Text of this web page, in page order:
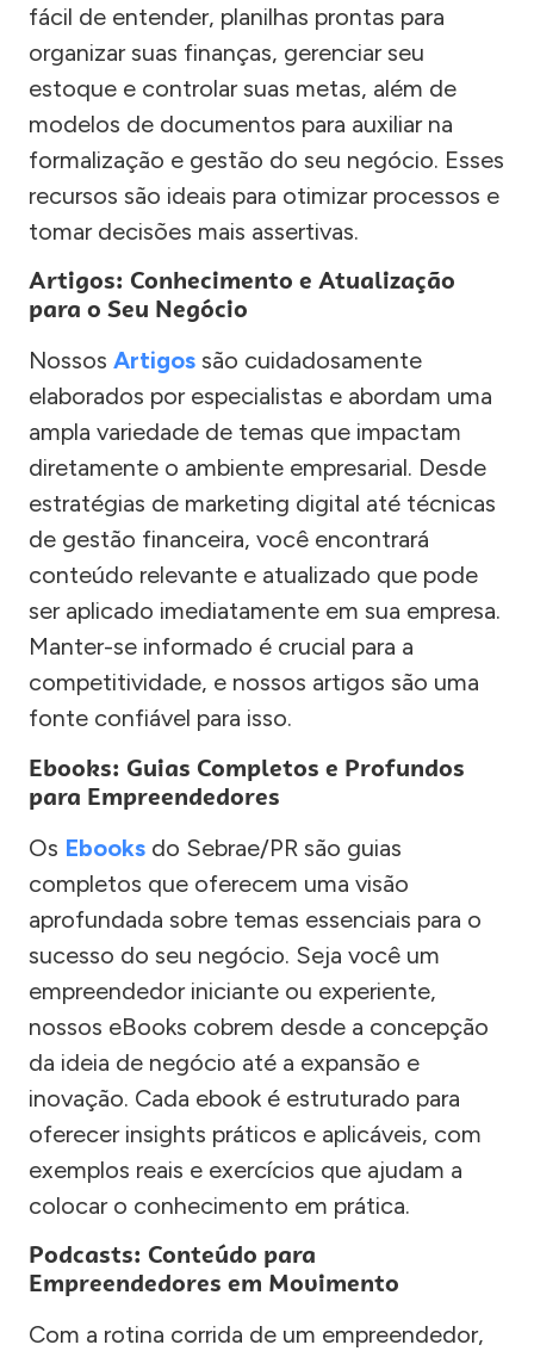
fácil de entender, planilhas prontas para
organizar suas finanças, gerenciar seu
estoque e controlar suas metas, além de
modelos de documentos para auxiliar na
formalização e gestão do seu negócio. Esses
recursos são ideais para otimizar processos e
tomar decisões mais assertivas.
Artigos: Conhecimento e Atualização
para o Seu Negócio
Nossos Artigos são cuidadosamente
elaborados por especialistas e abordam uma
ampla variedade de temas que impactam
diretamente o ambiente empresarial. Desde
estratégias de marketing digital até técnicas
de gestão financeira, você encontrará
conteúdo relevante e atualizado que pode
ser aplicado imediatamente em sua empresa.
Manter-se informado é crucial para a
competitividade, e nossos artigos são uma
fonte confiável para isso.
Ebooks: Guias Completos e Profundos
para Empreendedores
Os Ebooks do Sebrae/PR são guias
completos que oferecem uma visão
aprofundada sobre temas essenciais para o
sucesso do seu negócio. Seja você um
empreendedor iniciante ou experiente,
nossos eBooks cobrem desde a concepção
da ideia de negócio até a expansão e
inovação. Cada ebook é estruturado para
oferecer insights práticos e aplicáveis, com
exemplos reais e exercícios que ajudam a
colocar o conhecimento em prática.
Podcasts: Conteúdo para
Empreendedores em Movimento
Com a rotina corrida de um empreendedor,